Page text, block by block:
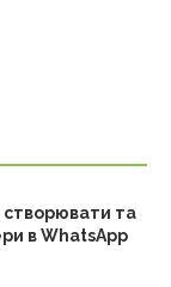
створювати та
в WhatsApp